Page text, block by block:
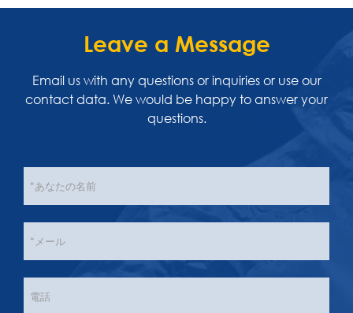
Leave a Message
Email us with any questions or inquiries or use our
contact data. We would be happy to answer your
questions.